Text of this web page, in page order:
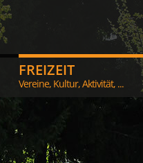
FREIZEIT
Vereine, Kultur, Aktivität, ...